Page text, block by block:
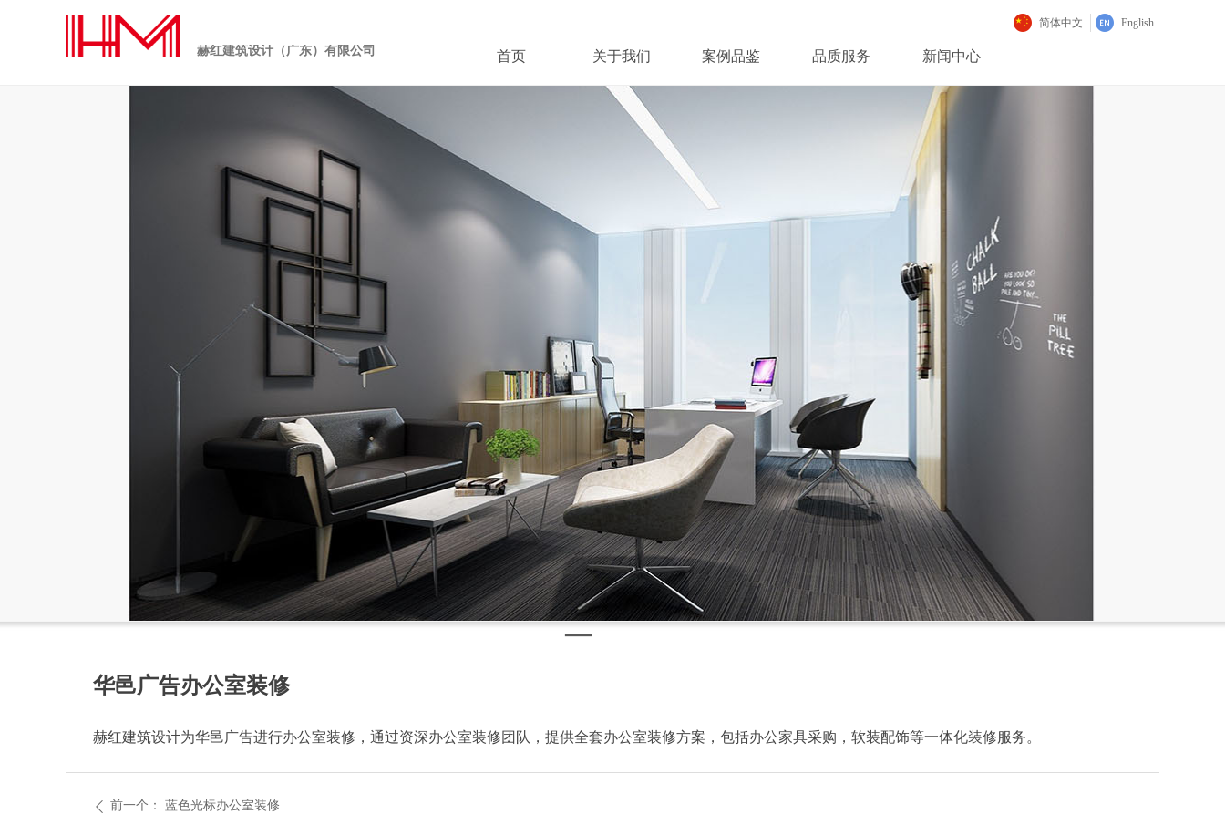
首页 关于我们 案例品鉴 品质服务 新闻中心
简体中文 English
赫红建筑设计（广东）有限公司
ꄴ 前一个： 蓝色光标办公室装修
赫红建筑设计为华邑广告进行办公室装修，通过资深办公室装修团队，提供全套办公室装修方案，包括办公家具采购，软装配饰等一体化装修服务。
华邑广告办公室装修